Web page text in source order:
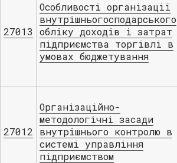
27013
Особливості організації
внутрішньогосподарського
обліку доходів і затрат
підприємства торгівлі в
умовах бюджетування
27012
Організаційно-
методологічні засади
внутрішнього контролю в
системі управління
підприємством